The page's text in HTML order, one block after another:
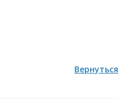
Вернуться